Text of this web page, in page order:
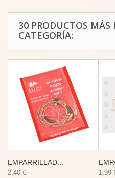
30 PRODUCTOS
CATEGORÍA:
EMPARRILLAD...
2,40 € 1,99